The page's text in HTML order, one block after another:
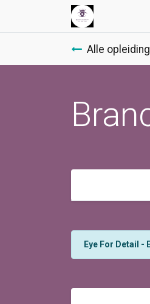
Alle
Eye For Detail -